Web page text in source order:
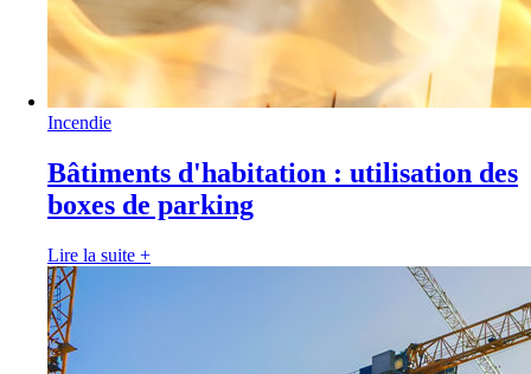
Incendie
Bâtiments d'habitation : utilisation des
boxes de parking
Lire la suite +